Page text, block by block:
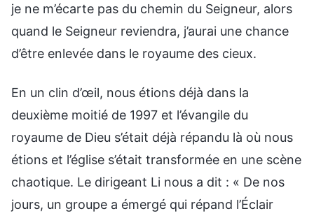
je ne m’écarte pas du chemin du Seigneur, alors
quand le Seigneur reviendra, j’aurai une chance
d’être enlevée dans le royaume des cieux.
En un clin d’œil, nous étions déjà dans la
deuxième moitié de 1997 et l’évangile du
royaume de Dieu s’était déjà répandu là où nous
étions et l’église s’était transformée en une scène
chaotique. Le dirigeant Li nous a dit : « De nos
jours, un groupe a émergé qui répand l’Éclair